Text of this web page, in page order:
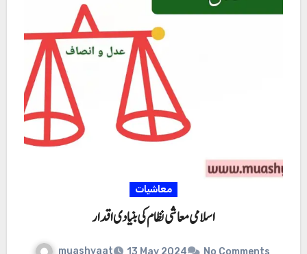
معاشیات
اسلامی معاشی نظام کی بنیادی اقدار
muashyaat 13 May 2024 No Comments